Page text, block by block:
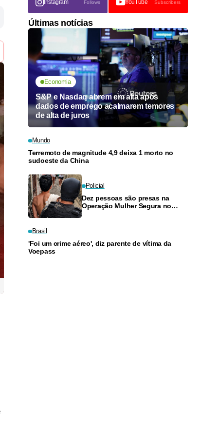
Instagram Follows YouTube Subscribers
Últimas notícias
Economia
S&P e Nasdaq abrem em alta após
dados de emprego acalmarem temores
de alta de juros
Mundo
Terremoto de magnitude 4,9 deixa 1 morto no
sudoeste da China
Policial
Dez pessoas são presas na
Operação Mulher Segura no
Brasil
'Foi um crime aéreo', diz parente de vítima da
Voepass